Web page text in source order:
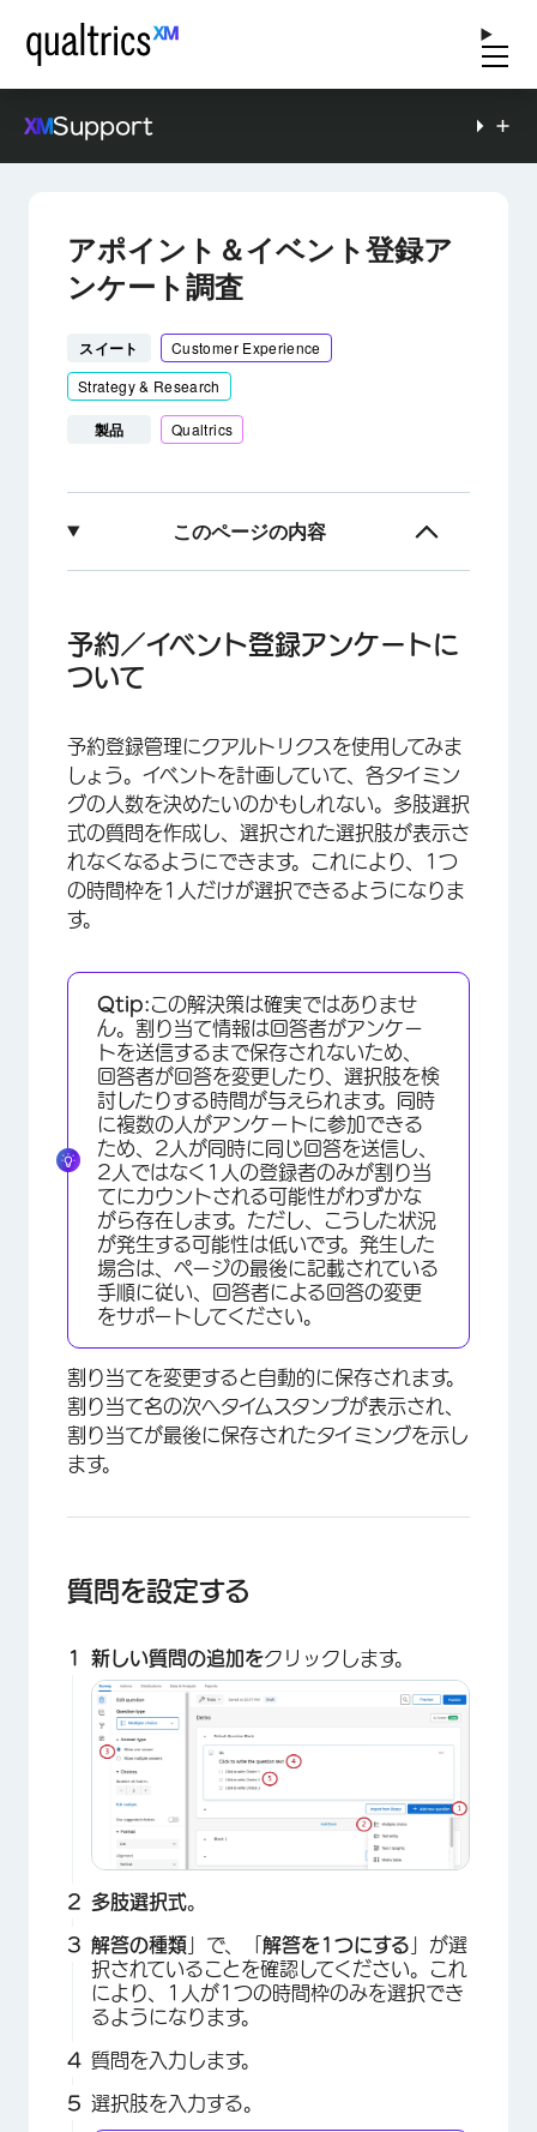
Support
アポイント＆イベント登録ア
ンケート調査
スイート
Customer Experience
Strategy & Research
製品 Qualtrics
このページの内容
質問を設定する
メール確認
予約の選択を変更する
予約／イベント登録アンケートに
ついて
予約登録管理にクアルトリクスを使用してみま
しょう。イベントを計画していて、各タイミン
グの人数を決めたいのかもしれない。多肢選択
式の質問を作成し、選択された選択肢が表示さ
れなくなるようにできます。これにより、1つ
の時間枠を1人だけが選択できるようになりま
す。
Qtip:この解決策は確実ではありませ
ん。割り当て情報は回答者がアンケー
トを送信するまで保存されないため、
回答者が回答を変更したり、選択肢を検
討したりする時間が与えられます。同時
に複数の人がアンケートに参加できる
ため、2人が同時に同じ回答を送信し、
2人ではなく1人の登録者のみが割り当
てにカウントされる可能性がわずかな
がら存在します。ただし、こうした状況
が発生する可能性は低いです。発生した
場合は、ページの最後に記載されている
手順に従い、回答者による回答の変更
をサポートしてください。
割り当てを変更すると自動的に保存されます。
割り当て名の次へタイムスタンプが表示され、
割り当てが最後に保存されたタイミングを示し
ます。
質問を設定する
新しい質問の追加をクリックします。
多肢選択式。
解答の種類 」で、「 解答を1つにする 」が選
択されていることを確認してください。これ
により、1人が1つの時間枠のみを選択でき
るようになります。
質問を入力します。
選択肢を入力する。